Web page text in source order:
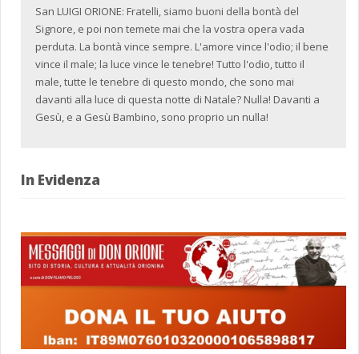
San LUIGI ORIONE: Fratelli, siamo buoni della bontà del
Signore, e poi non temete mai che la vostra opera vada
perduta. La bontà vince sempre. L'amore vince l'odio; il bene
vince il male; la luce vince le tenebre! Tutto l'odio, tutto il
male, tutte le tenebre di questo mondo, che sono mai
davanti alla luce di questa notte di Natale? Nulla! Davanti a
Gesù, e a Gesù Bambino, sono proprio un nulla!
In Evidenza